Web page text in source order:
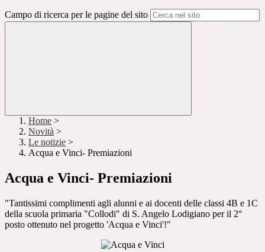
Campo di ricerca per le pagine del sito
Home >
Novità >
Le notizie >
Acqua e Vinci- Premiazioni
Acqua e Vinci- Premiazioni
"Tantissimi complimenti agli alunni e ai docenti delle classi 4B e 1C
della scuola primaria "Collodi" di S. Angelo Lodigiano per il 2°
posto ottenuto nel progetto 'Acqua e Vinci'!"